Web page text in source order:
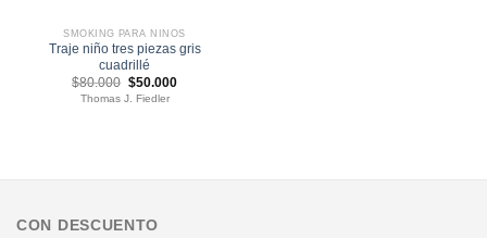
SMOKING PARA NIÑOS
Traje niño tres piezas gris
cuadrillé
$80.000 El
precio
original
$50.000El
Thomas J. Fiedler
CON DESCUENTO